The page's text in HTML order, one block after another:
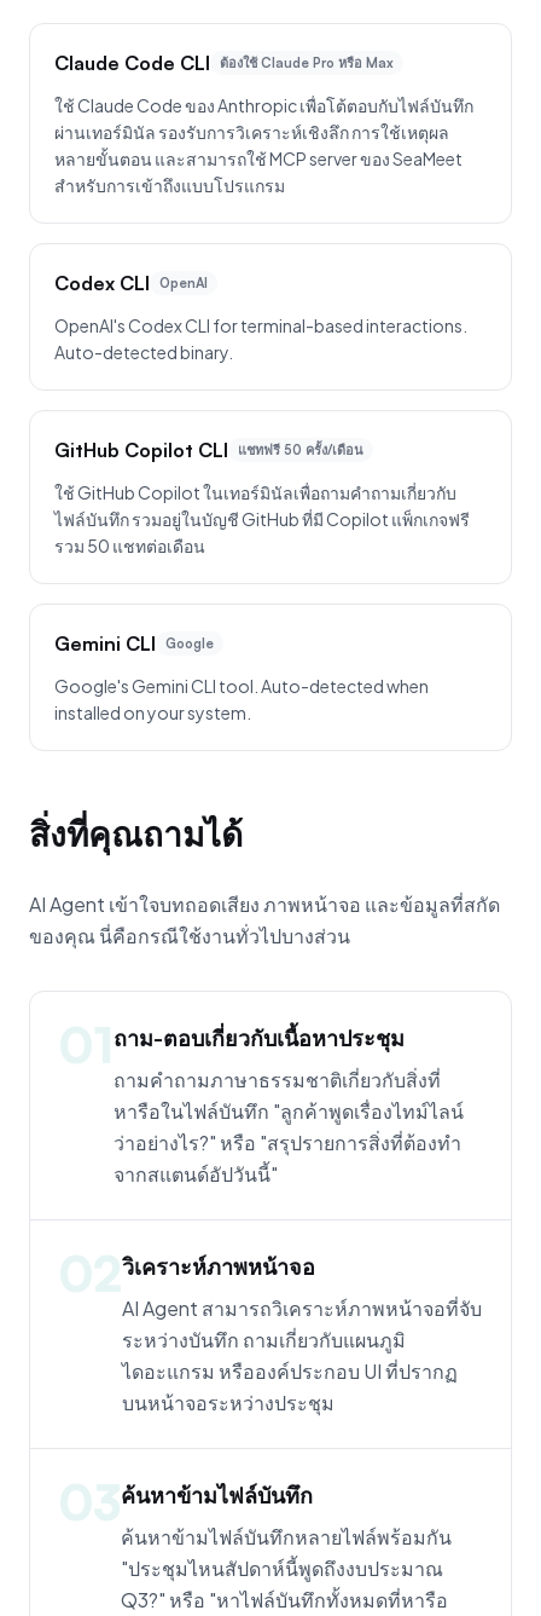
Claude Code CLI ต้องใช้ Claude Pro หรือ Max
ใช้ Claude Code ของ Anthropic เพื่อโต้ตอบกับไฟล์บันทึก
ผ่านเทอร์มินัล รองรับการวิเคราะห์เชิงลึก การใช้เหตุผล
หลายขั้นตอน และสามารถใช้ MCP server ของ SeaMeet
สำหรับการเข้าถึงแบบโปรแกรม
Codex CLI OpenAI
OpenAI's Codex CLI for terminal-based interactions.
Auto-detected binary.
GitHub Copilot CLI แชทฟรี 50 ครั้ง/เดือน
ใช้ GitHub Copilot ในเทอร์มินัลเพื่อถามคำถามเกี่ยวกับ
ไฟล์บันทึก รวมอยู่ในบัญชี GitHub ที่มี Copilot แพ็กเกจฟรี
รวม 50 แชทต่อเดือน
Gemini CLI Google
Google's Gemini CLI tool. Auto-detected when
installed on your system.
สิ่งที่คุณถามได้
AI Agent เข้าใจบทถอดเสียง ภาพหน้าจอ และข้อมูลที่สกัด
ของคุณ นี่คือกรณีใช้งานทั่วไปบางส่วน
01ถาม-ตอบเกี่ยวกับเนื้อหาประชุม
ถามคำถามภาษาธรรมชาติเกี่ยวกับสิ่งที่
หารือในไฟล์บันทึก "ลูกค้าพูดเรื่องไทม์ไลน์
ว่าอย่างไร?" หรือ "สรุปรายการสิ่งที่ต้องทำ
จากสแตนด์อัปวันนี้"
02วิเคราะห์ภาพหน้าจอ
AI Agent สามารถวิเคราะห์ภาพหน้าจอที่จับ
ระหว่างบันทึก ถามเกี่ยวกับแผนภูมิ
ไดอะแกรม หรือองค์ประกอบ UI ที่ปรากฏ
บนหน้าจอระหว่างประชุม
03ค้นหาข้ามไฟล์บันทึก
ค้นหาข้ามไฟล์บันทึกหลายไฟล์พร้อมกัน
"ประชุมไหนสัปดาห์นี้พูดถึงงบประมาณ
Q3?" หรือ "หาไฟล์บันทึกทั้งหมดที่หารือ